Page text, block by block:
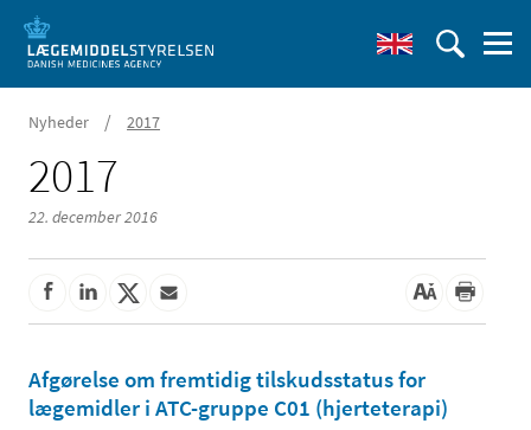
Nyheder / 2017
2017
22. december 2016
Afgørelse om fremtidig tilskudsstatus for
lægemidler i ATC-gruppe C01 (hjerteterapi)